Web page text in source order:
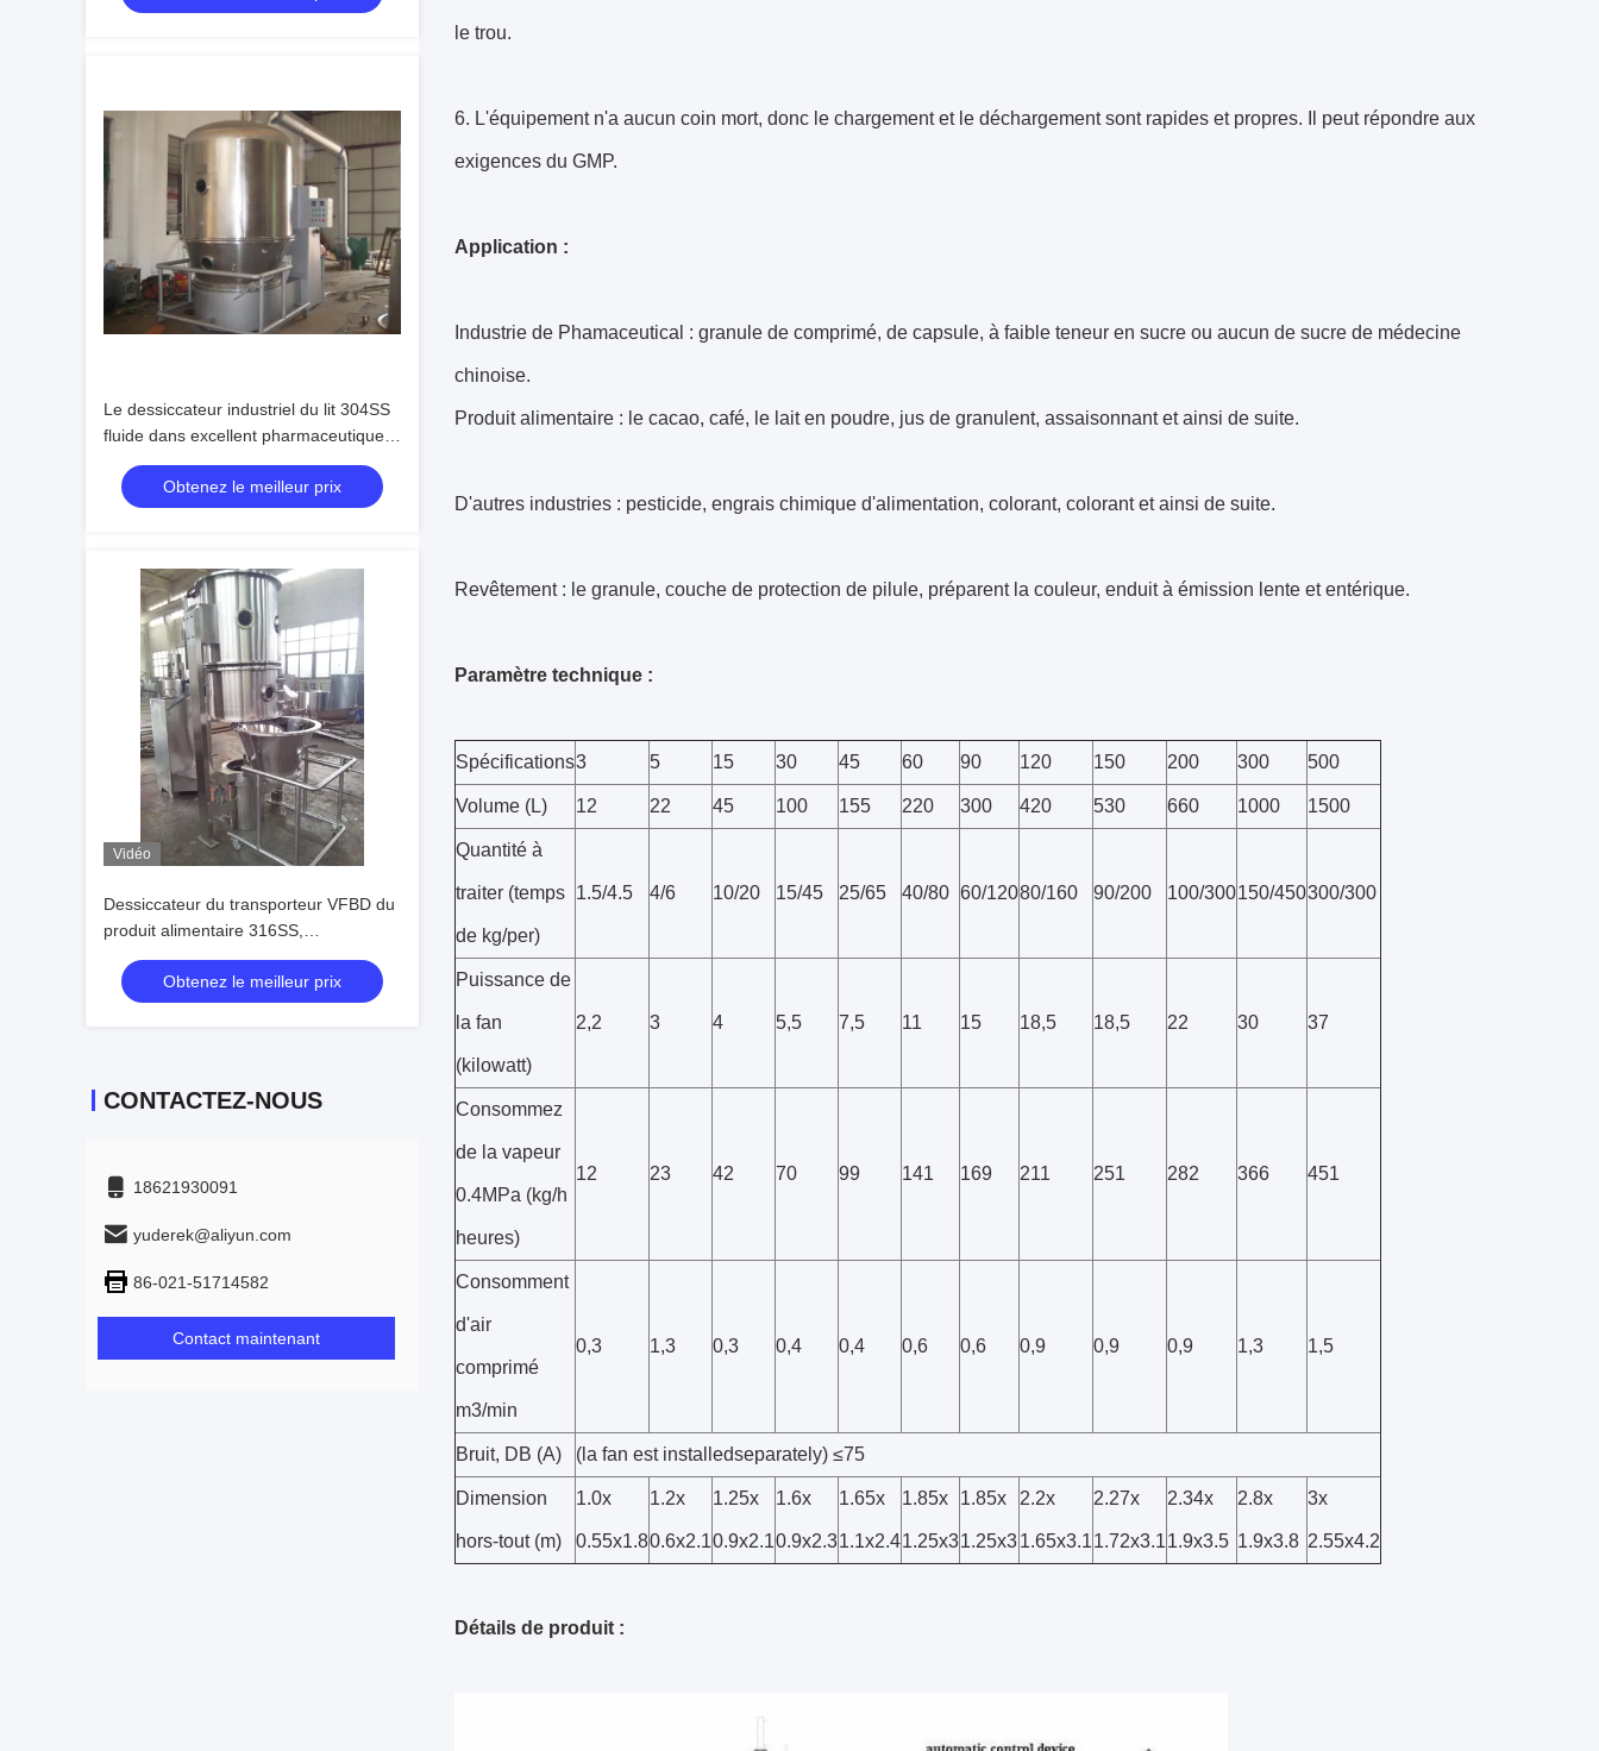
Le dessiccateur industriel du lit 304SS
fluide dans excellent pharmaceutique
dépoussièrent l'effet
Obtenez le meilleur prix
Vidéo
Dessiccateur du transporteur VFBD du
produit alimentaire 316SS,
dessiccateur de lit fluide de vibro
Obtenez le meilleur prix
CONTACTEZ-NOUS
18621930091
yuderek@aliyun.com
86-021-51714582
Contact maintenant
le trou.
6. L'équipement n'a aucun coin mort, donc le chargement et le déchargement sont rapides et propres. Il peut répondre aux
exigences du GMP.
Application :
Industrie de Phamaceutical : granule de comprimé, de capsule, à faible teneur en sucre ou aucun de sucre de médecine
chinoise.
Produit alimentaire : le cacao, café, le lait en poudre, jus de granulent, assaisonnant et ainsi de suite.
D'autres industries : pesticide, engrais chimique d'alimentation, colorant, colorant et ainsi de suite.
Revêtement : le granule, couche de protection de pilule, préparent la couleur, enduit à émission lente et entérique.
Paramètre technique :
Spécifications3 5 15 30 45 60 90 120 150 200 300 500
Volume (L) 12 22 45 100 155 220 300 420 530 660 1000 1500
Quantité à
traiter (temps
de kg/per)
1.5/4.5 4/6 10/20 15/45 25/65 40/80 60/12080/160 90/200 100/300150/450300/300
Puissance de
la fan
(kilowatt)
2,2 3 4 5,5 7,5 11 15 18,5 18,5 22 30 37
Consommez
de la vapeur
0.4MPa (kg/h
heures)
12 23 42 70 99 141 169 211 251 282 366 451
Consomment
d'air
comprimé
m3/min
0,3 1,3 0,3 0,4 0,4 0,6 0,6 0,9 0,9 0,9 1,3 1,5
Bruit, DB (A) (la fan est installedseparately) ≤75
Dimension
hors-tout (m)
1.0x
0.55x1.8
1.2x
0.6x2.1
1.25x
0.9x2.1
1.6x
0.9x2.3
1.65x
1.1x2.4
1.85x
1.25x3
1.85x
1.25x3
2.2x
1.65x3.1
2.27x
1.72x3.1
2.34x
1.9x3.5
2.8x
1.9x3.8
3x
2.55x4.2
Détails de produit :